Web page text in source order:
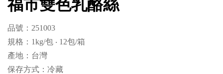
福市雙色乳酪絲
品號：251003
規格：1kg/包 ‧ 12包/箱
產地：台灣
保存方式：冷藏